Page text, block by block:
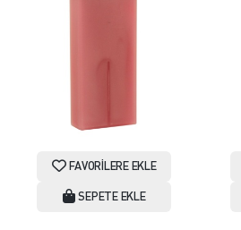
FAVORILERE EKLE
SEPETE EKLE